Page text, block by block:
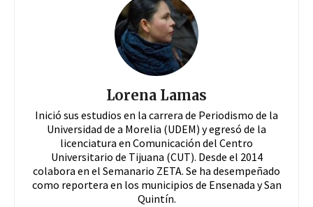
Lorena Lamas
Inició sus estudios en la carrera de Periodismo de la
Universidad de a Morelia (UDEM) y egresó de la
licenciatura en Comunicación del Centro
Universitario de Tijuana (CUT). Desde el 2014
colabora en el Semanario ZETA. Se ha desempeñado
como reportera en los municipios de Ensenada y San
Quintín.